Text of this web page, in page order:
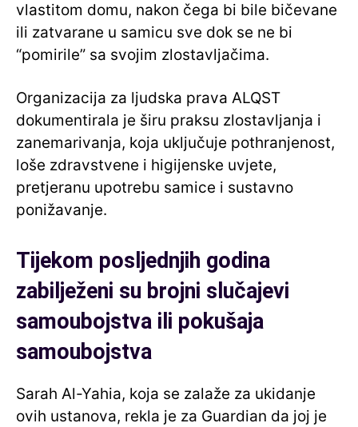
vlastitom domu, nakon čega bi bile bičevane
ili zatvarane u samicu sve dok se ne bi
“pomirile” sa svojim zlostavljačima.
Organizacija za ljudska prava ALQST
dokumentirala je širu praksu zlostavljanja i
zanemarivanja, koja uključuje pothranjenost,
loše zdravstvene i higijenske uvjete,
pretjeranu upotrebu samice i sustavno
ponižavanje.
Tijekom posljednjih godina
zabilježeni su brojni slučajevi
samoubojstva ili pokušaja
samoubojstva
Sarah Al-Yahia, koja se zalaže za ukidanje
ovih ustanova, rekla je za Guardian da joj je